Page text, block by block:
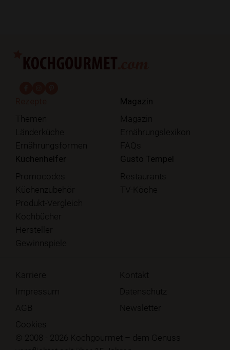
Themen
Länderküche
Ernährungsformen
Magazin
Magazin
Ernährungslexikon
FAQs
Küchenhelfer
Promocodes
Küchenzubehör
Produkt-Vergleich
Kochbücher
Hersteller
Gewinnspiele
Gusto Tempel
Restaurants
TV-Köche
© 2008 - 2026 Kochgourmet – dem Genuss
Karriere
Kontakt
Impressum
Datenschutz
AGB
Newsletter
Cookies